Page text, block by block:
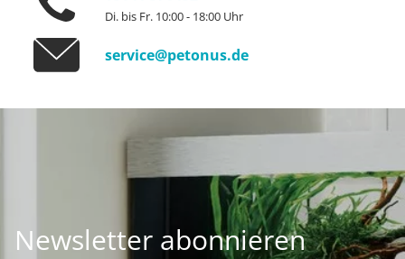
Di. bis Fr. 10:00 - 18:00 Uhr
service@petonus.de
Newsletter abonnieren